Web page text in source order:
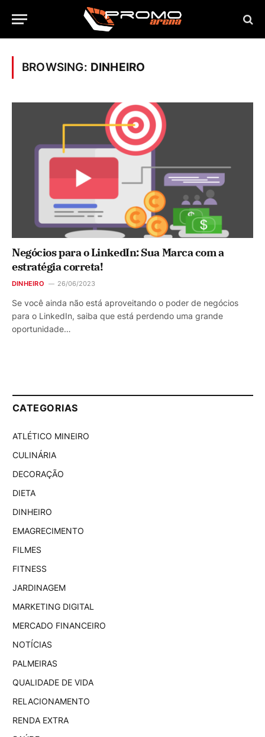
BROWSING: DINHEIRO
Negócios para o LinkedIn: Sua Marca com a
estratégia correta!
DINHEIRO 26/06/2023
Se você ainda não está aproveitando o poder de negócios
para o LinkedIn, saiba que está perdendo uma grande
oportunidade…
CATEGORIAS
ATLÉTICO MINEIRO
CULINÁRIA
DECORAÇÃO
DIETA
DINHEIRO
EMAGRECIMENTO
FILMES
FITNESS
JARDINAGEM
MARKETING DIGITAL
MERCADO FINANCEIRO
NOTÍCIAS
PALMEIRAS
QUALIDADE DE VIDA
RELACIONAMENTO
RENDA EXTRA